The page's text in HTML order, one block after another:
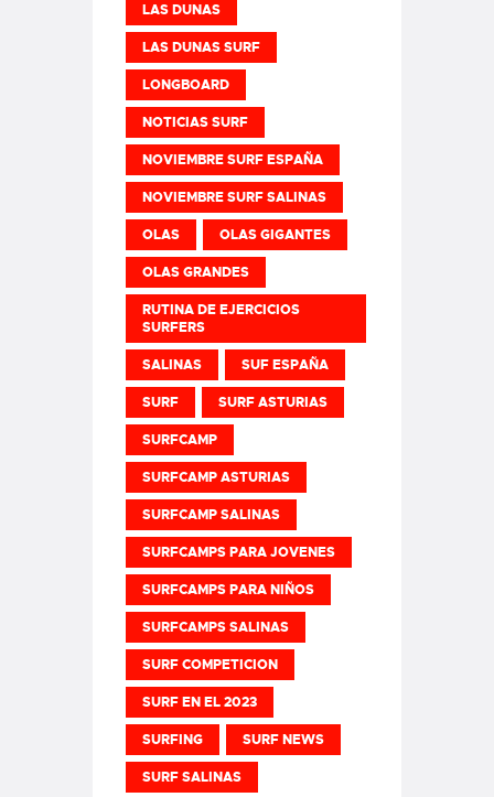
LAS DUNAS
LAS DUNAS SURF
LONGBOARD
NOTICIAS SURF
NOVIEMBRE SURF ESPAÑA
NOVIEMBRE SURF SALINAS
OLAS OLAS GIGANTES
OLAS GRANDES
RUTINA DE EJERCICIOS
SURFERS
SALINAS SUF ESPAÑA
SURF SURF ASTURIAS
SURFCAMP
SURFCAMP ASTURIAS
SURFCAMP SALINAS
SURFCAMPS PARA JOVENES
SURFCAMPS PARA NIÑOS
SURFCAMPS SALINAS
SURF COMPETICION
SURF EN EL 2023
SURFING SURF NEWS
SURF SALINAS